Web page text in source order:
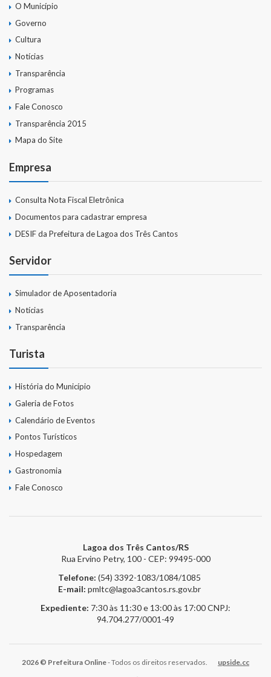
O Município
Governo
Cultura
Notícias
Transparência
Programas
Fale Conosco
Transparência 2015
Mapa do Site
Empresa
Consulta Nota Fiscal Eletrônica
Documentos para cadastrar empresa
DESIF da Prefeitura de Lagoa dos Três Cantos
Servidor
Simulador de Aposentadoria
Notícias
Transparência
Turista
História do Município
Galeria de Fotos
Calendário de Eventos
Pontos Turísticos
Hospedagem
Gastronomia
Fale Conosco
Lagoa dos Três Cantos/RS
Rua Ervino Petry, 100 - CEP: 99495-000
Telefone: (54) 3392-1083/1084/1085
E-mail: pmltc@lagoa3cantos.rs.gov.br
Expediente: 7:30 às 11:30 e 13:00 às 17:00CNPJ:
94.704.277/0001-49
2026 © Prefeitura Online- Todos os direitos reservados. upside.cc